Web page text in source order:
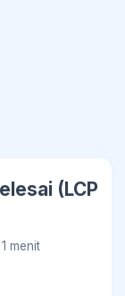
(LCP
menit